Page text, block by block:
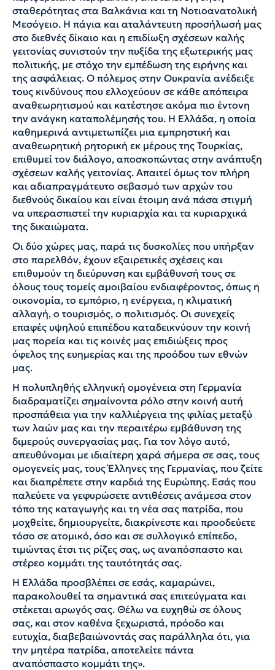
σταθερότητας στα Βαλκάνια και τη Νοτιοανατολική
Μεσόγειο. Η πάγια και αταλάντευτη προσήλωσή μας
στο διεθνές δίκαιο και η επιδίωξη σχέσεων καλής
γειτονίας συνιστούν την πυξίδα της εξωτερικής μας
πολιτικής, με στόχο την εμπέδωση της ειρήνης και
της ασφάλειας. Ο πόλεμος στην Ουκρανία ανέδειξε
τους κινδύνους που ελλοχεύουν σε κάθε απόπειρα
αναθεωρητισμού και κατέστησε ακόμα πιο έντονη
την ανάγκη καταπολέμησής του. Η Ελλάδα, η οποία
καθημερινά αντιμετωπίζει μια εμπρηστική και
αναθεωρητική ρητορική εκ μέρους της Τουρκίας,
επιθυμεί τον διάλογο, αποσκοπώντας στην ανάπτυξη
σχέσεων καλής γειτονίας. Απαιτεί όμως τον πλήρη
και αδιαπραγμάτευτο σεβασμό των αρχών του
διεθνούς δικαίου και είναι έτοιμη ανά πάσα στιγμή
να υπερασπιστεί την κυριαρχία και τα κυριαρχικά
της δικαιώματα.
Οι δύο χώρες μας, παρά τις δυσκολίες που υπήρξαν
στο παρελθόν, έχουν εξαιρετικές σχέσεις και
επιθυμούν τη διεύρυνση και εμβάθυνσή τους σε
όλους τους τομείς αμοιβαίου ενδιαφέροντος, όπως η
οικονομία, το εμπόριο, η ενέργεια, η κλιματική
αλλαγή, ο τουρισμός, ο πολιτισμός. Οι συνεχείς
επαφές υψηλού επιπέδου καταδεικνύουν την κοινή
μας πορεία και τις κοινές μας επιδιώξεις προς
όφελος της ευημερίας και της προόδου των εθνών
μας.
Η πολυπληθής ελληνική ομογένεια στη Γερμανία
διαδραματίζει σημαίνοντα ρόλο στην κοινή αυτή
προσπάθεια για την καλλιέργεια της φιλίας μεταξύ
των λαών μας και την περαιτέρω εμβάθυνση της
διμερούς συνεργασίας μας. Για τον λόγο αυτό,
απευθύνομαι με ιδιαίτερη χαρά σήμερα σε σας, τους
ομογενείς μας, τους Έλληνες της Γερμανίας, που ζείτε
και διαπρέπετε στην καρδιά της Ευρώπης. Εσάς που
παλεύετε να γεφυρώσετε αντιθέσεις ανάμεσα στον
τόπο της καταγωγής και τη νέα σας πατρίδα, που
μοχθείτε, δημιουργείτε, διακρίνεστε και προοδεύετε
τόσο σε ατομικό, όσο και σε συλλογικό επίπεδο,
τιμώντας έτσι τις ρίζες σας, ως αναπόσπαστο και
στέρεο κομμάτι της ταυτότητάς σας.
Η Ελλάδα προσβλέπει σε εσάς, καμαρώνει,
παρακολουθεί τα σημαντικά σας επιτεύγματα και
στέκεται αρωγός σας. Θέλω να ευχηθώ σε όλους
σας, και στον καθένα ξεχωριστά, πρόοδο και
ευτυχία, διαβεβαιώνοντάς σας παράλληλα ότι, για
την μητέρα πατρίδα, αποτελείτε πάντα
αναπόσπαστο κομμάτι της».